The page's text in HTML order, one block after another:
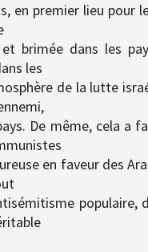
en premier lieu pour
brimée dans les
les
de la lutte
De même, cela a
en faveur des